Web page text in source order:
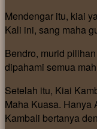
Mendengar itu, kiai
Kali ini, sang maha
Bendro, murid
dipahami semua
Setelah itu, Kiai
Maha Kuasa. Hanya
Kambali bertanya